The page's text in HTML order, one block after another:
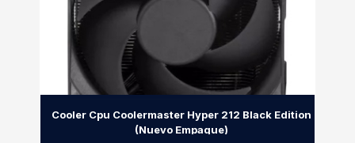
Cooler Cpu Coolermaster Hyper 212 Black Edition
(Nuevo Empaque)